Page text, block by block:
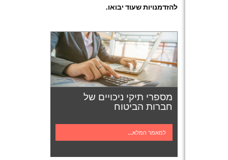
להזדמנויות שעוד יבואו.
מספרי תיקי ניכויים של
חברות הביטוח
למאמר המלא...